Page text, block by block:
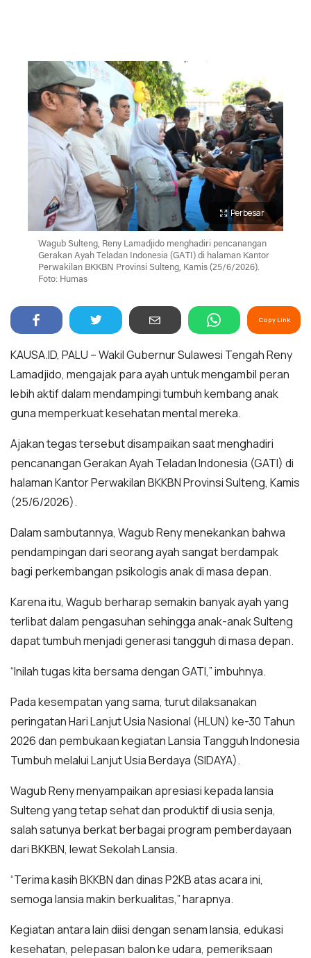
Perbesar
Wagub Sulteng, Reny Lamadjido menghadiri pencanangan
Gerakan Ayah Teladan Indonesia (GATI) di halaman Kantor
Perwakilan BKKBN Provinsi Sulteng, Kamis (25/6/2026).
Foto: Humas
Copy Link
KAUSA.ID, PALU – Wakil Gubernur Sulawesi Tengah Reny
Lamadjido, mengajak para ayah untuk mengambil peran
lebih aktif dalam mendampingi tumbuh kembang anak
guna memperkuat kesehatan mental mereka.
Ajakan tegas tersebut disampaikan saat menghadiri
pencanangan Gerakan Ayah Teladan Indonesia (GATI) di
halaman Kantor Perwakilan BKKBN Provinsi Sulteng, Kamis
(25/6/2026).
Dalam sambutannya, Wagub Reny menekankan bahwa
pendampingan dari seorang ayah sangat berdampak
bagi perkembangan psikologis anak di masa depan.
Karena itu, Wagub berharap semakin banyak ayah yang
terlibat dalam pengasuhan sehingga anak-anak Sulteng
dapat tumbuh menjadi generasi tangguh di masa depan.
“Inilah tugas kita bersama dengan GATI,” imbuhnya.
Pada kesempatan yang sama, turut dilaksanakan
peringatan Hari Lanjut Usia Nasional (HLUN) ke-30 Tahun
2026 dan pembukaan kegiatan Lansia Tangguh Indonesia
Tumbuh melalui Lanjut Usia Berdaya (SIDAYA).
Wagub Reny menyampaikan apresiasi kepada lansia
Sulteng yang tetap sehat dan produktif di usia senja,
salah satunya berkat berbagai program pemberdayaan
dari BKKBN, lewat Sekolah Lansia.
“Terima kasih BKKBN dan dinas P2KB atas acara ini,
semoga lansia makin berkualitas,” harapnya.
Kegiatan antara lain diisi dengan senam lansia, edukasi
kesehatan, pelepasan balon ke udara, pemeriksaan